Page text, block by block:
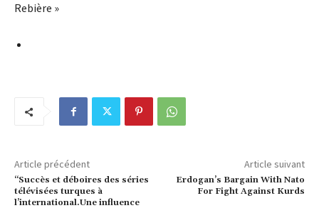
Rebière »
Article précédent
“Succès et déboires des séries
télévisées turques à
l’international.Une influence
Article suivant
Erdogan’s Bargain With Nato
For Fight Against Kurds